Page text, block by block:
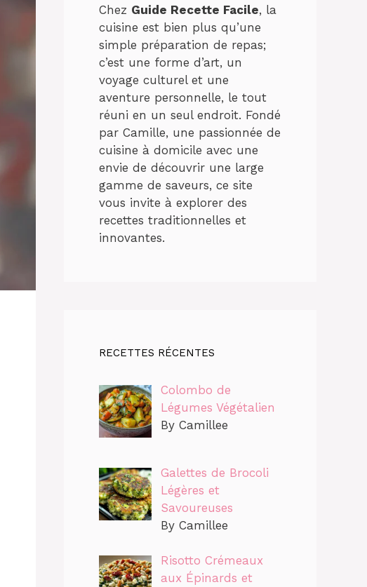
Chez Guide Recette Facile, la
cuisine est bien plus qu’une
simple préparation de repas;
c’est une forme d’art, un
voyage culturel et une
aventure personnelle, le tout
réuni en un seul endroit. Fondé
par Camille, une passionnée de
cuisine à domicile avec une
envie de découvrir une large
gamme de saveurs, ce site
vous invite à explorer des
recettes traditionnelles et
innovantes.
RECETTES RÉCENTES
Colombo de
Légumes Végétalien
By Camillee
Galettes de Brocoli
Légères et
Savoureuses
By Camillee
Risotto Crémeaux
aux Épinards et